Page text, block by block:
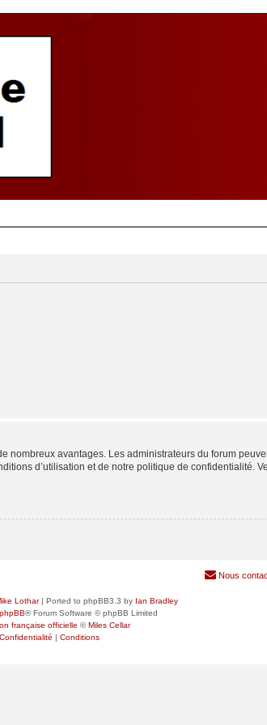
nombreux avantages. Les administrateurs du forum
d’utilisation et de notre politique de confidentialité.
Nous
Lothar| Ported to phpBB3.3 by Ian Bradley
phpBB® Forum Software © phpBB Limited
française officielle ©Miles Cellar
Confidentialité | Conditions